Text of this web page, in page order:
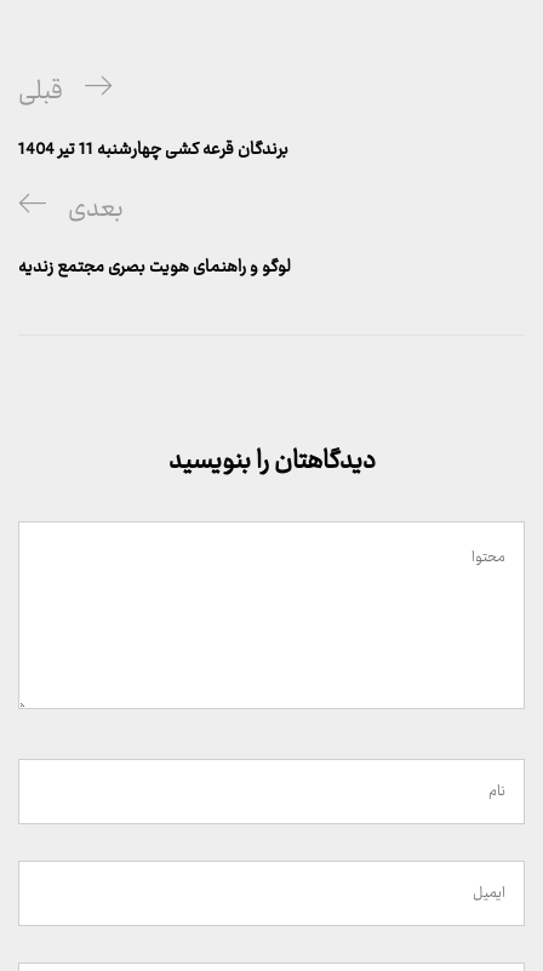
پست
قبلی
قبلی
برندگان قرعه کشی چهارشنبه 11 تیر 1404
پست
بعدی
بعدی
لوگو و راهنمای هویت بصری مجتمع زندیه
دیدگاهتان را بنویسید